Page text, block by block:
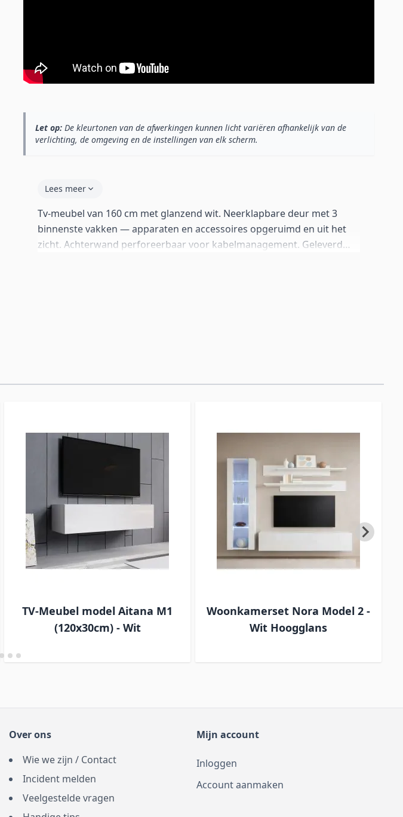
Let op: De kleurtonen van de afwerkingen kunnen licht variëren afhankelijk van de
verlichting, de omgeving en de instellingen van elk scherm.
Lees meer
Tv-meubel van 160 cm met glanzend wit. Neerklapbare deur met 3
binnenste vakken — apparaten en accessoires opgeruimd en uit het
zicht. Achterwand perforeerbaar voor kabelmanagement. Geleverd
TV-Meubel model Aitana M1
(120x30cm) - Wit
Woonkamerset Nora Model 2 -
Wit Hoogglans
Over ons
Wie we zijn / Contact
Incident melden
Veelgestelde vragen
Mijn account
Inloggen
Account aanmaken